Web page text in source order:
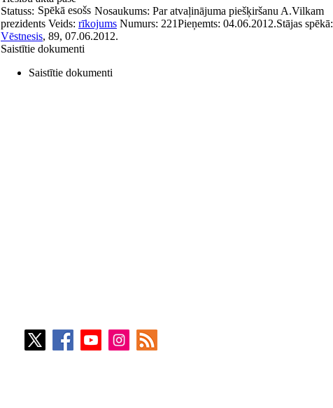
Nosaukums: Par atvaļinājuma piešķiršanu A.Vilkam
Statuss: Spēkā esošs
prezidents Veids: rīkojums Numurs: 221Pieņemts: 04.06.2012.Stājas spēkā:
Vēstnesis, 89, 07.06.2012.
Saistītie dokumenti
Saistītie dokumenti